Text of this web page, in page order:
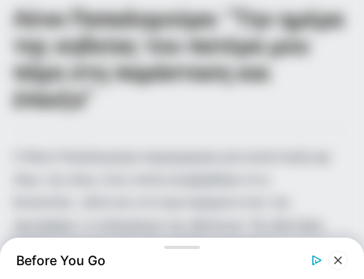
Λένα Παπαληγούρα: “Την ημέρα
της κηδείας του πατέρα μου
πήγα στη παράσταση και
έπαιξα”
22/06 η τηλεοπτική εκπομπή "Buongiorno" με
παρουσιάστρια την Φαίη Σκορδά υποδέχτηκαν την
Before You Go